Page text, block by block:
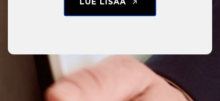
LUE LISÄÄ